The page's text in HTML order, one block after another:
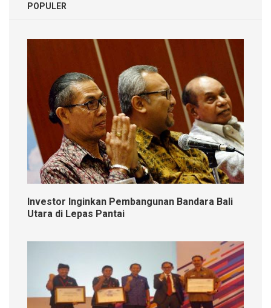
POPULER
Investor Inginkan Pembangunan Bandara Bali
Utara di Lepas Pantai